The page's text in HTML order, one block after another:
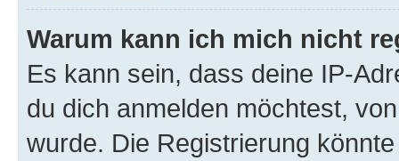
Warum kann ich mich nicht
Es kann sein, dass deine IP-
du dich anmelden möchtest,
wurde. Die Registrierung